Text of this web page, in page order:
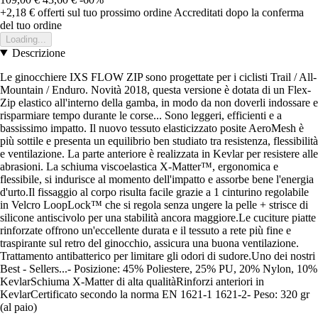
+2,18 € offerti sul tuo prossimo ordine Accreditati dopo la conferma
del tuo ordine
Loading...
Descrizione
Le ginocchiere IXS FLOW ZIP sono progettate per i ciclisti Trail / All-
Mountain / Enduro. Novità 2018, questa versione è dotata di un Flex-
Zip elastico all'interno della gamba, in modo da non doverli indossare e
risparmiare tempo durante le corse... Sono leggeri, efficienti e a
bassissimo impatto. Il nuovo tessuto elasticizzato posite AeroMesh è
più sottile e presenta un equilibrio ben studiato tra resistenza, flessibilità
e ventilazione. La parte anteriore è realizzata in Kevlar per resistere alle
abrasioni. La schiuma viscoelastica X-Matter™, ergonomica e
flessibile, si indurisce al momento dell'impatto e assorbe bene l'energia
d'urto.Il fissaggio al corpo risulta facile grazie a 1 cinturino regolabile
in Velcro LoopLock™ che si regola senza ungere la pelle + strisce di
silicone antiscivolo per una stabilità ancora maggiore.Le cuciture piatte
rinforzate offrono un'eccellente durata e il tessuto a rete più fine e
traspirante sul retro del ginocchio, assicura una buona ventilazione.
Trattamento antibatterico per limitare gli odori di sudore.Uno dei nostri
Best - Sellers...- Posizione: 45% Poliestere, 25% PU, 20% Nylon, 10%
KevlarSchiuma X-Matter di alta qualitàRinforzi anteriori in
KevlarCertificato secondo la norma EN 1621-1 1621-2- Peso: 320 gr
(al paio)